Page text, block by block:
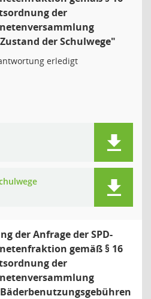
der
der Schulwege"
erledigt
der Anfrage der SPD-
gemäß § 16
der